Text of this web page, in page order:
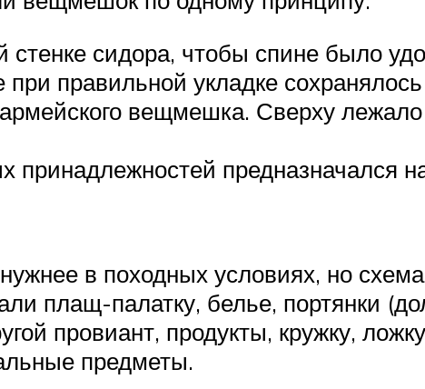
стенке сидора, чтобы спине было
правильной укладке
вещмешка. Сверху лежало
принадлежностей предназначался
в походных условиях, но
плащ-палатку, белье, портянки
провиант, продукты, кружку,
предметы.